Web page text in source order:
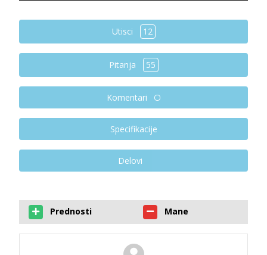
Utisci 12
Pitanja 55
Komentari
Specifikacije
Delovi
Prednosti Mane